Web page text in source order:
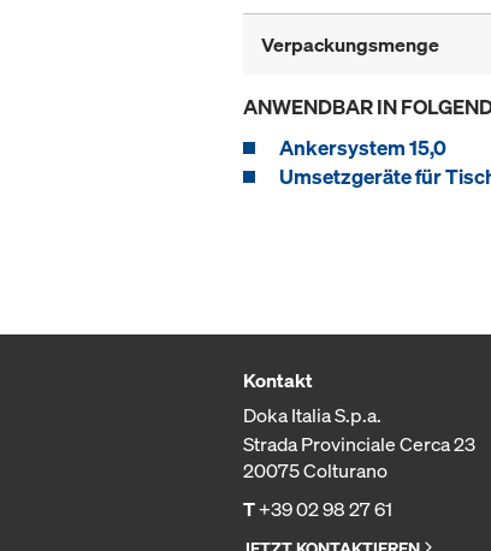
Verpackungsmenge
ANWENDBAR IN
Ankersystem 15,0
Umsetzgeräte für
Kontakt
Doka Italia S.p.a.
Strada Provinciale Cerca 23
20075 Colturano
T+39 02 98 27 61